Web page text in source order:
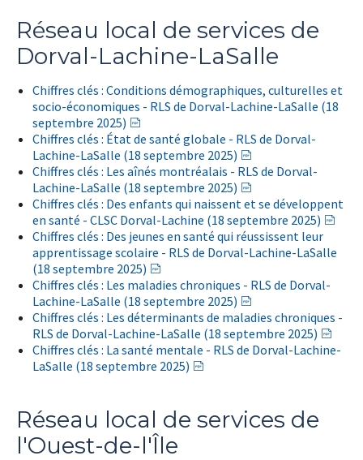
Réseau local de services de
Dorval-Lachine-LaSalle
Chiffres clés : Conditions démographiques, culturelles et
socio-économiques - RLS de Dorval-Lachine-LaSalle (18
septembre 2025)
Chiffres clés : État de santé globale - RLS de Dorval-
Lachine-LaSalle (18 septembre 2025)
Chiffres clés : Les aînés montréalais - RLS de Dorval-
Lachine-LaSalle (18 septembre 2025)
Chiffres clés : Des enfants qui naissent et se développent
en santé - CLSC Dorval-Lachine (18 septembre 2025)
Chiffres clés : Des jeunes en santé qui réussissent leur
apprentissage scolaire - RLS de Dorval-Lachine-LaSalle
(18 septembre 2025)
Chiffres clés : Les maladies chroniques - RLS de Dorval-
Lachine-LaSalle (18 septembre 2025)
Chiffres clés : Les déterminants de maladies chroniques -
RLS de Dorval-Lachine-LaSalle (18 septembre 2025)
Chiffres clés : La santé mentale - RLS de Dorval-Lachine-
LaSalle (18 septembre 2025)
Réseau local de services de
l'Ouest-de-l'Île